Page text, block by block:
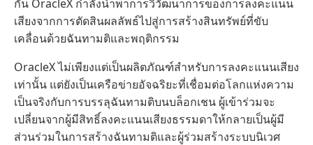
กัน OracleX กำลังนำพาการวิวัฒนาการของการลงคะแนน
เสียงจากการตัดสินผลลัพธ์ไปสู่การสร้างสินทรัพย์ที่ขับ
เคลื่อนด้วยฉันทามติและพฤติกรรม
OracleX ไม่เพียงแต่เป็นผลิตภัณฑ์สำหรับการลงคะแนนเสียง
เท่านั้น แต่ยังเป็นเครือข่ายอัจฉริยะที่เชื่อมต่อโลกแห่งความ
เป็นจริงกับการบรรลุฉันทามติบนบล็อกเชน ผู้เข้าร่วมจะ
เปลี่ยนจากผู้มีสิทธิ์ลงคะแนนเสียงธรรมดาให้กลายเป็นผู้มี
ส่วนร่วมในการสร้างฉันทามติและผู้ร่วมสร้างระบบนิเวศ